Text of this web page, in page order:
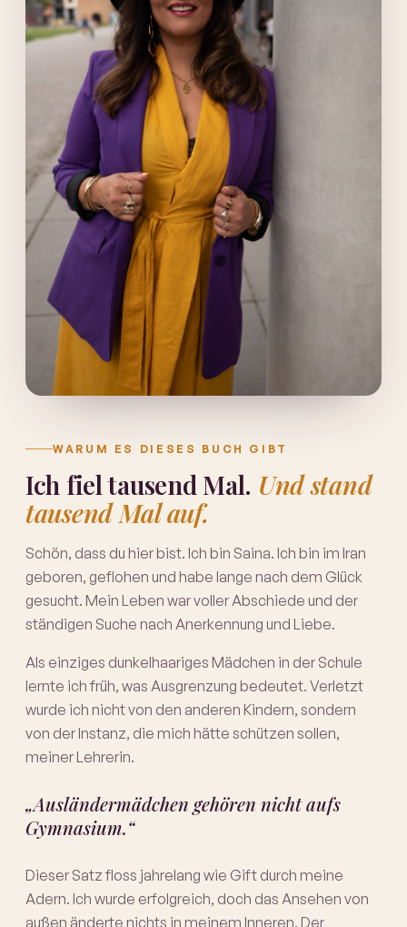
WARUM ES DIESES BUCH GIBT
Ich fiel tausend Mal. Und stand
tausend Mal auf.
Schön, dass du hier bist. Ich bin Saina. Ich bin im Iran
geboren, geflohen und habe lange nach dem Glück
gesucht. Mein Leben war voller Abschiede und der
ständigen Suche nach Anerkennung und Liebe.
Als einziges dunkelhaariges Mädchen in der Schule
lernte ich früh, was Ausgrenzung bedeutet. Verletzt
wurde ich nicht von den anderen Kindern, sondern
von der Instanz, die mich hätte schützen sollen,
meiner Lehrerin.
„Ausländermädchen gehören nicht aufs
Gymnasium.“
Dieser Satz floss jahrelang wie Gift durch meine
Adern. Ich wurde erfolgreich, doch das Ansehen von
außen änderte nichts in meinem Inneren. Der